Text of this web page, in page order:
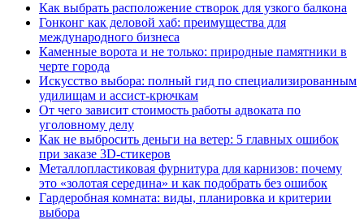
Как выбрать расположение створок для узкого балкона
Гонконг как деловой хаб: преимущества для
международного бизнеса
Каменные ворота и не только: природные памятники в
черте города
Искусство выбора: полный гид по специализированным
удилищам и ассист-крючкам
От чего зависит стоимость работы адвоката по
уголовному делу
Как не выбросить деньги на ветер: 5 главных ошибок
при заказе 3D-стикеров
Металлопластиковая фурнитура для карнизов: почему
это «золотая середина» и как подобрать без ошибок
Гардеробная комната: виды, планировка и критерии
выбора